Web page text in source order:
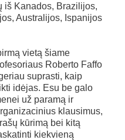
iš Kanados, Brazilijos,
Australijos, Ispanijos
vietą šiame
Roberto Faffo
suprasti, kaip
idėjas. Esu be galo
už paramą ir
klausimus,
kūrimą bei kitą
kiekvieną